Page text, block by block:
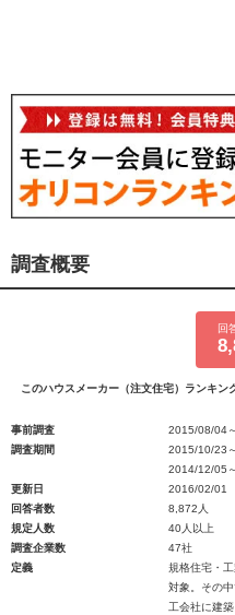
調査概要
回
このハウスメーカー（注文住宅）ランキン
事前調査
2015/08/04
調査期間
2015/10/23
2014/12/05
更新日
2016/02/01
回答者数
8,872人
規定人数
40人以上
調査企業数
47社
定義
規格住宅・
対象。その
工会社に建